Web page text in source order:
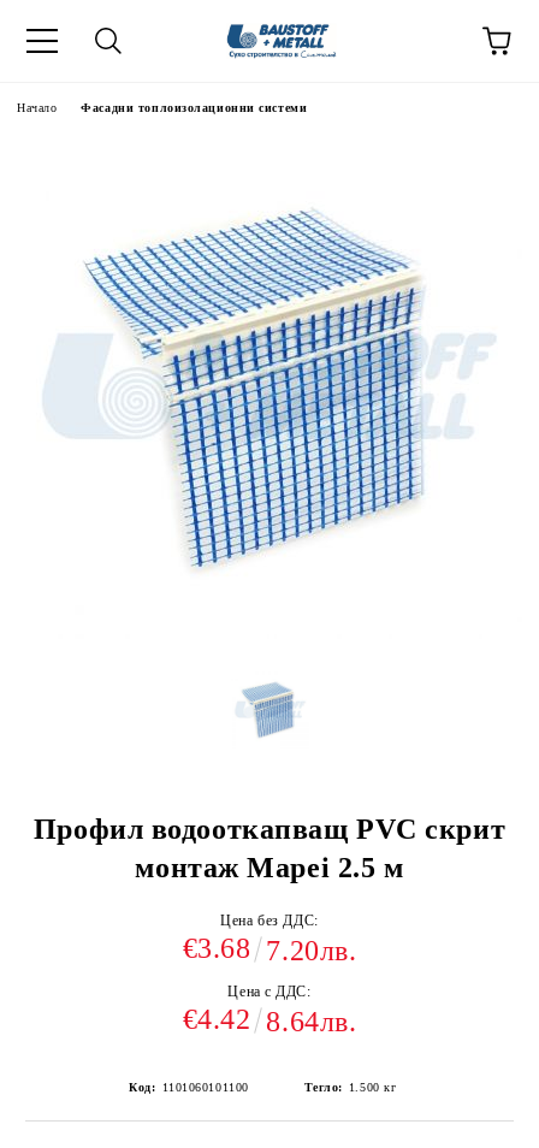
Начало Фасадни топлоизолационни системи
Профил водооткапващ PVC скрит
монтаж Mapei 2.5 м
Цена без ДДС:
€3.68 7.20лв.
Цена с ДДС:
€4.42 8.64лв.
Код: 1101060101100 Тегло: 1.500 кг